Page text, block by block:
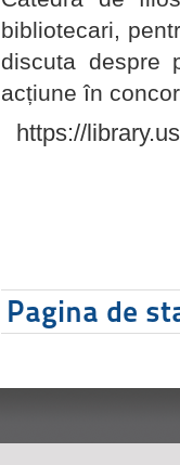
bibliotecari,
discuta despre
acțiune în
https://
Pagina de